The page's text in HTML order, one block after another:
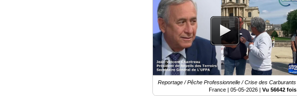
Reportage / Pêche Professionnelle / Crise des Carburants
France |05-05-2026 |Vu 56642 fois